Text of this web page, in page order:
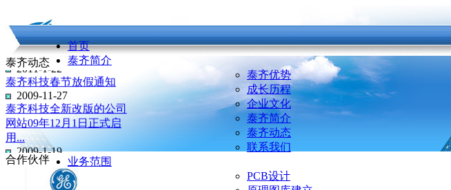
首页
泰齐简介
泰齐优势
成长历程
企业文化
泰齐简介
泰齐动态
联系我们
业务范围
PCB设计
泰齐动态
2011-1-22
泰齐科技春节放假通知
2009-11-27
泰齐科技全新改版的公司
网站09年12月1日正式启
用...
2009-1-19
泰齐科技国庆放假通知
2008-9-16
泰齐科技搬迁启示
合作伙伴